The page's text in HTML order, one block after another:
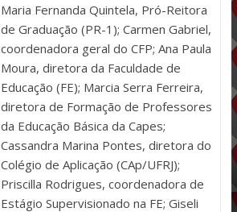
Maria Fernanda Quintela, Pró-Reitora
de Graduação (PR-1); Carmen Gabriel,
coordenadora geral do CFP; Ana Paula
Moura, diretora da Faculdade de
Educação (FE); Marcia Serra Ferreira,
diretora de Formação de Professores
da Educação Básica da Capes;
Cassandra Marina Pontes, diretora do
Colégio de Aplicação (CAp/UFRJ);
Priscilla Rodrigues, coordenadora de
Estágio Supervisionado na FE; Giseli